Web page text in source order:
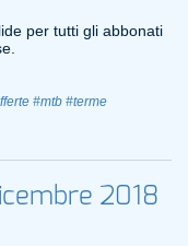
per tutti gli abbonati
#mtb #terme
2018